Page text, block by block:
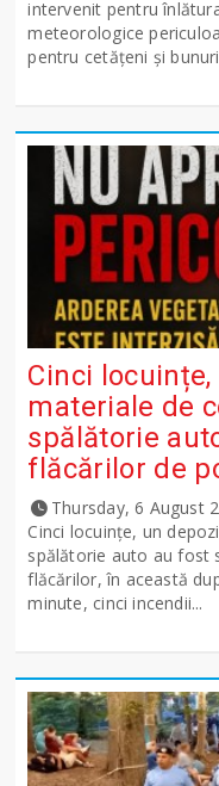
intervenit pentru
meteorologice
pentru cetățeni și
Cinci
materiale de
spălătorie
flăcărilor de
Thursday, 6 August
Cinci locuințe, un
spălătorie auto au fost
flăcărilor, în această
minute, cinci incendii...